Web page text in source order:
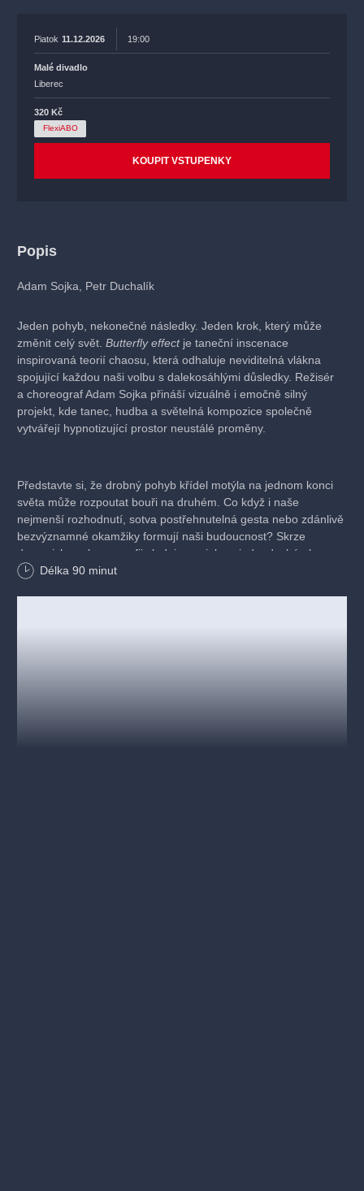
Piatok 11.12.2026 19:00
Malé divadlo
Liberec
320 Kč
FlexiABO
KOUPIT VSTUPENKY
Popis
Adam Sojka, Petr Duchalík
Jeden pohyb, nekonečné následky. Jeden krok, který může
změnit celý svět. Butterfly effectje taneční inscenace
inspirovaná teorií chaosu, která odhaluje neviditelná vlákna
spojující každou naši volbu s dalekosáhlými důsledky. Režisér
a choreograf Adam Sojka přináší vizuálně i emočně silný
projekt, kde tanec, hudba a světelná kompozice společně
vytvářejí hypnotizující prostor neustálé proměny.
Představte si, že drobný pohyb křídel motýla na jednom konci
světa může rozpoutat bouři na druhém. Co když i naše
nejmenší rozhodnutí, sotva postřehnutelná gesta nebo zdánlivě
bezvýznamné okamžiky formují naši budoucnost? Skrze
dynamickou choreografii sledujeme, jak se jednoduchá akce
mění v řetězec událostí, které se šíří časem i prostorem jako
Délka 90 minut